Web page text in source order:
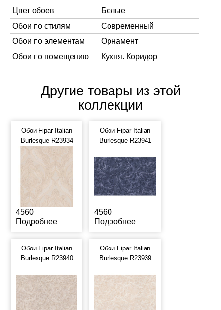
Цвет обоев
Белые
Обои по стилям
Современный
Обои по элементам
Орнамент
Обои по помещению
Кухня. Коридор
Другие товары из этой
коллекции
Обои Fipar Italian
Burlesque R23934
4560
Подробнее
Обои Fipar Italian
Burlesque R23941
4560
Подробнее
Обои Fipar Italian
Burlesque R23940
Обои Fipar Italian
Burlesque R23939